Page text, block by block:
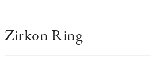
Zirkon Ring